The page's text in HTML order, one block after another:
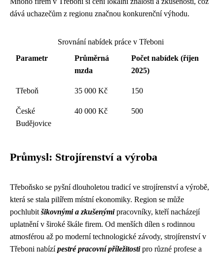
dává uchazečům z regionu značnou konkurenční výhodu.
Srovnání nabídek práce v Třeboni
Parametr
Průměrná
mzda
Počet nabídek (říjen
2025)
Třeboň 35 000 Kč 150
České
Budějovice
40 000 Kč 500
Průmysl: Strojírenství a výroba
Třeboňsko se pyšní dlouholetou tradicí ve strojírenství a výrobě,
která se stala pilířem místní ekonomiky. Region se může
pochlubit šikovnými a zkušenýmipracovníky, kteří nacházejí
uplatnění v široké škále firem. Od menších dílen s rodinnou
atmosférou až po moderní technologické závody, strojírenství v
Třeboni nabízípestré pracovní příležitostipro různé profese a